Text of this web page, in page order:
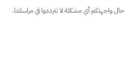
واجهتكم أي مشكلة لا تترددوا في مراسلتنا.